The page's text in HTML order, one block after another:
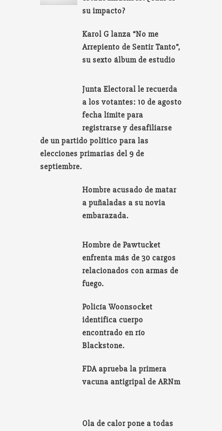
su impacto?
Karol G lanza “No me
Arrepiento de Sentir Tanto”,
su sexto álbum de estudio
Junta Electoral le recuerda
a los votantes: 10 de agosto
fecha límite para
registrarse y desafiliarse
de un partido político para las
elecciones primarias del 9 de
septiembre.
Hombre acusado de matar
a puñaladas a su novia
embarazada.
Hombre de Pawtucket
enfrenta más de 30 cargos
relacionados con armas de
fuego.
Policía Woonsocket
identifica cuerpo
encontrado en río
Blackstone.
FDA aprueba la primera
vacuna antigripal de ARNm
Ola de calor pone a todas